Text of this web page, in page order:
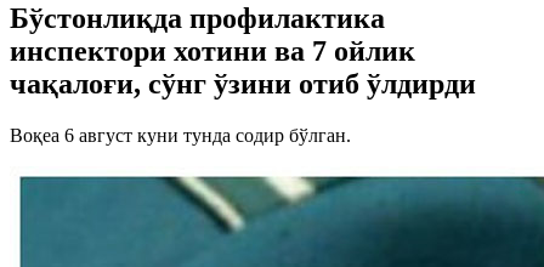
Бўстонлиқда профилактика
инспектори хотини ва 7 ойлик
чақалоғи, сўнг ўзини отиб ўлдирди
Воқеа 6 август куни тунда содир бўлган.